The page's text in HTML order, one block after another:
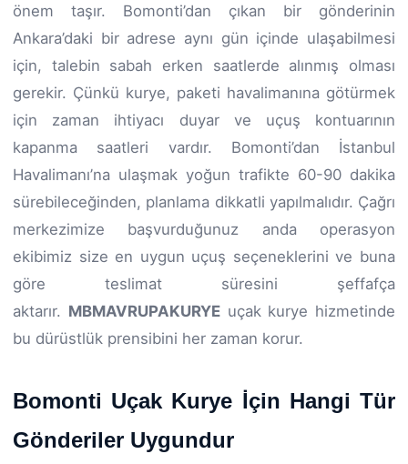
önem taşır. Bomonti’dan çıkan bir gönderinin
Ankara’daki bir adrese aynı gün içinde ulaşabilmesi
için, talebin sabah erken saatlerde alınmış olması
gerekir. Çünkü kurye, paketi havalimanına götürmek
için zaman ihtiyacı duyar ve uçuş kontuarının
kapanma saatleri vardır. Bomonti’dan İstanbul
Havalimanı’na ulaşmak yoğun trafikte 60-90 dakika
sürebileceğinden, planlama dikkatli yapılmalıdır. Çağrı
merkezimize başvurduğunuz anda operasyon
ekibimiz size en uygun uçuş seçeneklerini ve buna
göre teslimat süresini şeffafça
aktarır. MBMAVRUPAKURYEuçak kurye hizmetinde
bu dürüstlük prensibini her zaman korur.
Bomonti Uçak Kurye İçin Hangi Tür
Gönderiler Uygundur